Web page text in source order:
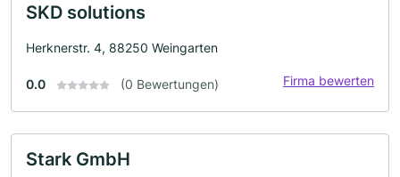
SKD solutions
Herknerstr. 4, 88250 Weingarten
0.0 (0 Bewertungen) Firma bewerten
Stark GmbH